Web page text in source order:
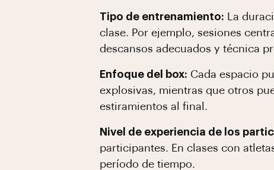
Tipo de entrenamiento: La
clase. Por ejemplo, sesiones
descansos adecuados y técnica
Enfoque del box: Cada espacio
explosivas, mientras que otros
estiramientos al final.
Nivel de experiencia de los
participantes. En clases con
período de tiempo.